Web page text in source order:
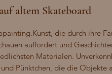
altem Skateboard
die durch ihre
auffordert und
Materialen.
Pünktchen, die die Objekte